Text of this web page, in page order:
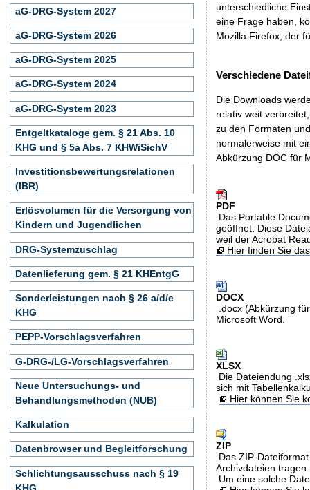
unterschiedliche
eine Frage haben,
Mozilla Firefox, der
Verschiedene
Die Downloads
relativ weit
zu den Formaten
normalerweise mit
Abkürzung DOC für
PDF
Das Portable
geöffnet. Diese
weil der Acrobat
Hier finden Sie
DOCX
.docx (Abkürzung
Microsoft Word.
XLSX
Die Dateiendung
sich mit
Hier können Sie
ZIP
Das ZIP-
Archivdateien
Um eine solche
aG-DRG-System 2027
aG-DRG-System 2026
aG-DRG-System 2025
aG-DRG-System 2024
aG-DRG-System 2023
Entgeltkataloge gem. § 21 Abs. 10
KHG und § 5a Abs. 7 KHWiSichV
Investitionsbewertungsrelationen
(IBR)
Erlösvolumen für die Versorgung von
Kindern und Jugendlichen
DRG-Systemzuschlag
Datenlieferung gem. § 21 KHEntgG
Sonderleistungen nach § 26 a/d/e
KHG
PEPP-Vorschlagsverfahren
G-DRG-/LG-Vorschlagsverfahren
Neue Untersuchungs- und
Behandlungsmethoden (NUB)
Kalkulation
Datenbrowser und Begleitforschung
Schlichtungsausschuss nach § 19
KHG